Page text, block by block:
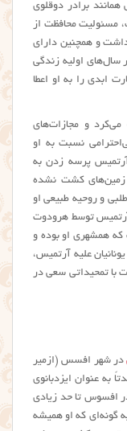
برادر دوقلوی
مسئولیت محافظت از
و همچنین دارای
سال‌های اولیه زندگی
ابدی را به او اعطا
و مجازات‌های
نسبت به او
پرسه زدن به
زمین‌های کشت نشده
و روحیه طبیعی او
آرتمیس توسط هرودوت
همشهری او بوده و
علیه آرتمیس،
با تمحیداتی سعی در
در شهر افسس (ازمیر
به عنوان ایزدبانوی
افسوس تا حد زیادی
گونه‌ای که او همیشه